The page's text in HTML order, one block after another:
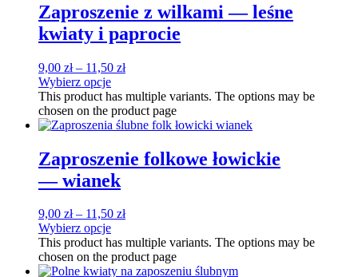
Zaproszenie z wilkami — leśne
kwiaty i paprocie
9,00 zł– 11,50 zł
Wybierz opcje
This product has multiple variants. The options may be
chosen on the product page
Zaproszenie folkowe łowickie
— wianek
9,00 zł– 11,50 zł
Wybierz opcje
This product has multiple variants. The options may be
chosen on the product page